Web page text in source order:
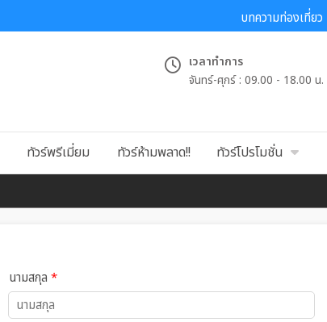
บทความท่องเที่ยว
เวลาทำการ
จันทร์-ศุกร์ : 09.00 - 18.00 น.
ทัวร์พรีเมี่ยม ทัวร์ห้ามพลาด!! ทัวร์โปรโมชั่น
นามสกุล *